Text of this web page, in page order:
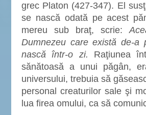
grec Platon (427-347). El
se nască odată pe acest
mereu sub braţ, scrie:
Dumnezeu care există de-
nască într-o zi. Raţiunea
sănătoasă a unui păgân,
universului, trebuia să
personal creaturilor sale şi
lua firea omului, ca să